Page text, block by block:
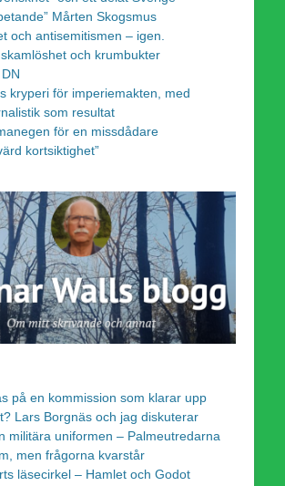
Mårten Skogsmus
och antisemitismen – igen.
och krumbukter
kryperi för imperiemakten, med
som resultat
för en missdådare
kortsiktighet”
på en kommission som klarar upp
Lars Borgnäs och jag diskuterar
militära uniformen – Palmeutredarna
men frågorna kvarstår
läsecirkel – Hamlet och Godot